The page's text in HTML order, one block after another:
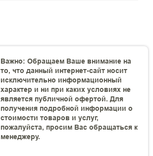
Важно: Обращаем Ваше внимание на
то, что данный интернет-сайт носит
исключительно информационный
характер и ни при каких условиях не
является публичной офертой. Для
получения подробной информации о
стоимости товаров и услуг,
пожалуйста, просим Вас обращаться к
менеджеру.